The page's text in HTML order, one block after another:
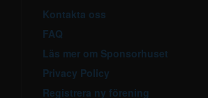
Kontakta oss
FAQ
Läs mer om Sponsorhuset
Privacy Policy
Registrera ny förening